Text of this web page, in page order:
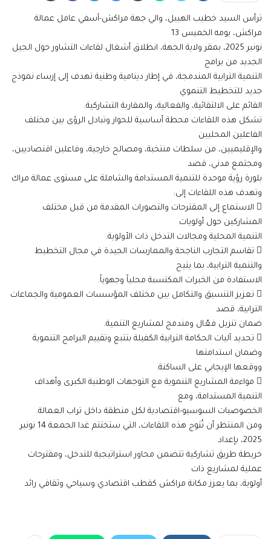
ترأس السيد خطيب الهبيل، والي جهة مراكش-آسفي عامل عمالة
مراكش، يومه الخميس 13
نونبر 2025، بمقر ولاية الجهة، انطلاق أشغال لقاءات التشاور حول الجيل
الجديد من برامج
التنمية الترابية المندمجة، في إطار دينامية وطنية تهدف إلى إرساء نموذج
جديد للتخطيط التنموي
القائم على الالتقائية، والفعالية، والمقاربة التشاركية.
تشكل هذه اللقاءات محطة أساسية للحوار وتبادل الرؤى بين مختلف
الفاعلين المحليين
والإقليميين، من سلطات منتخبة، ومصالح خارجية، وفاعلين اقتصاديين،
ومجتمع مدني، قصد
بلورة رؤية موحدة للتنمية المستدامة والشاملة على مستوى عمالة مراك
وتهدف هذه اللقاءات إلى:
 الاستماع إلى المقترحات والتصورات المقدمة من قبل مختلف
المشاركين حول أولويات
التنمية المحلية ومجالات التدخل ذات الأولوية.
 تقاسم التجارب الناجحة والممارسات الجيدة في مجال التخطيط
والتنمية الترابية، بما يتيح
الاستفادة من الخبرات المكتسبة محلياً وجهوياً.
 تعزيز التنسيق والتكامل بين مختلف المؤسسات العمومية والجماعات
الترابية، قصد
ضمان تنزيل فعّال ومندمج لمشاريع التنمية.
 تحديد آليات الحكامة الترابية الكفيلة بتتبع وتقييم البرامج التنموية
وضمان استدامتها
ووقعها الإيجابي على الساكنة.
 مواءمة المشاريع التنموية مع التوجهات الوطنية الكبرى وأهداف
التنمية المستدامة، ومع
الخصوصيات السوسيو-اقتصادية لكل منطقة داخل تراب العمالة.
ومن المنتظر أن تُتوج هذه اللقاءات، التي ستختتم غدا الجمعة 14 نونبر
2025، بإعداد
خريطة طريق تشاركية تتضمن محاور استراتيجية للتدخل، ومقترحات
عملية لمشاريع ذات
أولوية، بما يعزز مكانة مراكش كقطب اقتصادي وسياحي وثقافي رائد